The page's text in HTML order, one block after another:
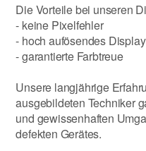
Die Vorteile bei unseren
- keine Pixelfehler
- hoch aufösendes Display
- garantierte Farbtreue
Unsere langjährige
ausgebildeten Techniker
und gewissenhaften
defekten Gerätes.